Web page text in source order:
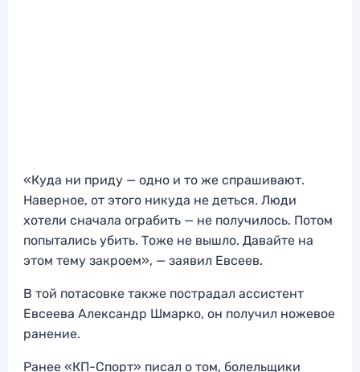
«Куда ни приду — одно и то же спрашивают.
Наверное, от этого никуда не деться. Люди
хотели сначала ограбить — не получилось. Потом
попытались убить. Тоже не вышло. Давайте на
этом тему закроем», — заявил Евсеев.
В той потасовке также пострадал ассистент
Евсеева Александр Шмарко, он получил ножевое
ранение.
Ранее «КП-Спорт» писал о том, болельщики